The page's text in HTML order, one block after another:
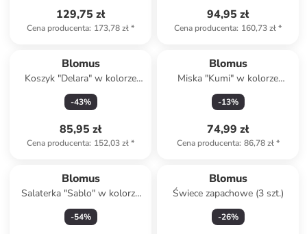
129,75 zł
Cena producenta: 173,78 zł*
94,95 zł
Cena producenta: 160,73 zł*
Blomus
Koszyk "Delara" w kolorze
beżowym na pieczywo - 21 x
9,5 x 21 cm
-43%
85,95 zł
Cena producenta: 152,03 zł*
Blomus
Miska "Kumi" w kolorze
brązowym - Ø 16 cm
-13%
74,99 zł
Cena producenta: 86,78 zł*
Blomus
Salaterka "Sablo" w kolorze
beżowym - Ø 28 cm
-54%
Blomus
Świece zapachowe (3 szt.)
-26%